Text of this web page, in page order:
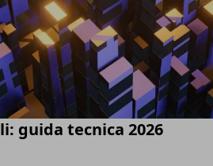
guida tecnica 2026